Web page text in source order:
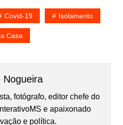
Covid-19 Isolamento
Casa
Nogueira
fotógrafo, editor chefe do
e apaixonado
e política.